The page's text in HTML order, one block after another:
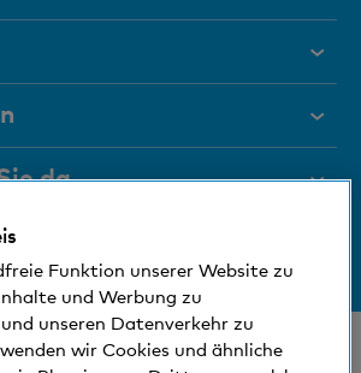
und Hinweise
66
da
Funktion unserer Website zu
und Werbung zu
unseren Datenverkehr zu
wir Cookies und ähnliche